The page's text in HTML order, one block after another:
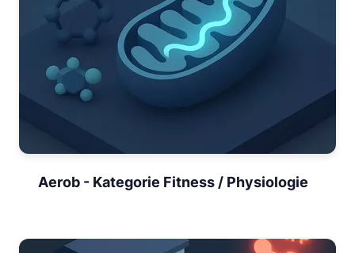
Aerob - Kategorie Fitness / Physiologie